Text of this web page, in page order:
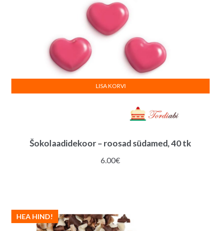
Šokolaadidekoor – roosad südamed, 40 tk
6.00€
LISA KORVI
HEA HIND!